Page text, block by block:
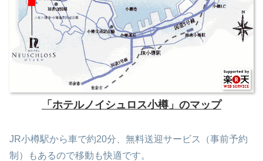
「ホテルノイシュロス小樽」のマップ
JR小樽駅から車で約20分、無料送迎サービス（事前予約
制）もあるので移動も快適です。